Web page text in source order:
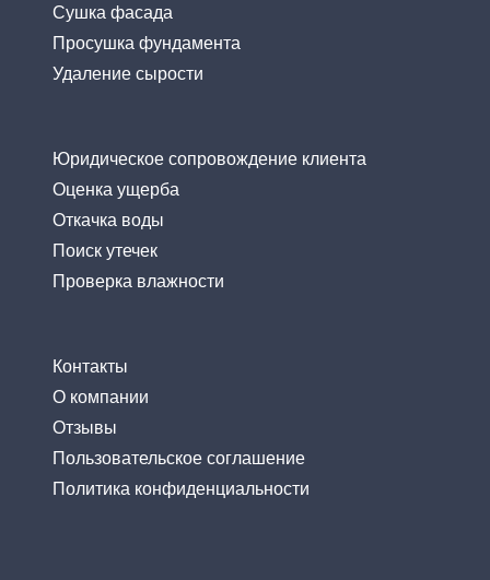
Контакты
О компании
Отзывы
Пользовательское соглашение
Политика конфиденциальности
Сушка фасада
Просушка фундамента
Удаление сырости
Юридическое сопровождение клиента
Оценка ущерба
Откачка воды
Поиск утечек
Проверка влажности